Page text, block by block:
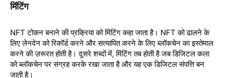
मिंटिंग
NFT टोकन बनाने की प्रक्रिया को मिंटिंग कहा जाता है। NFT को ढालने के
लिए लेनदेन को रिकॉर्ड करने और सत्यापित करने के लिए ब्लॉकचेन का इस्तेमाल
करने की ज़रूरत होती है। दूसरे शब्दों में, मिंटिंग तब होती है जब डिजिटल कला
को ब्लॉकचेन पर संग्रह करके रखा जाता है और यह एक डिजिटल संपत्ति बन
जाती है।